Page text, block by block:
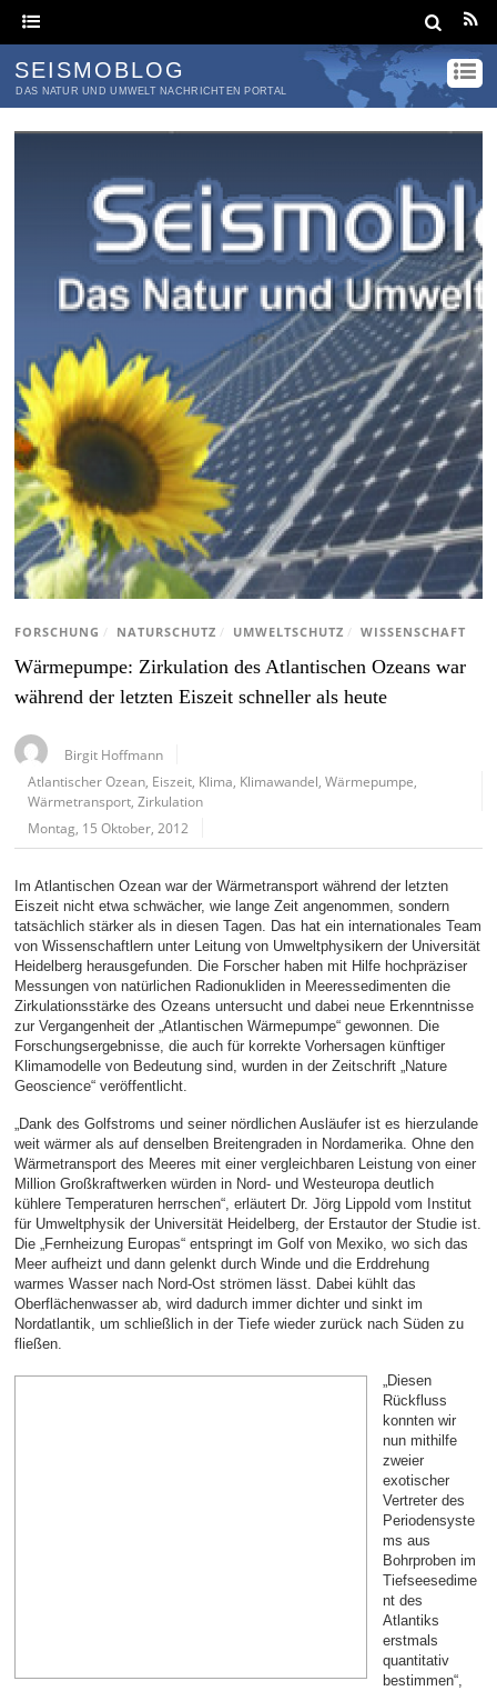
SEISMOBLOG
DAS NATUR UND UMWELT NACHRICHTEN PORTAL
FORSCHUNG / NATURSCHUTZ / UMWELTSCHUTZ / WISSENSCHAFT
Wärmepumpe: Zirkulation des Atlantischen Ozeans war
während der letzten Eiszeit schneller als heute
Birgit Hoffmann
Atlantischer Ozean Eiszeit Klima Klimawandel ,Wärmepumpe
Wärmetransport ,Zirkulation
Montag, 15 Oktober, 2012
Im Atlantischen Ozean war der Wärmetransport während der letzten
Eiszeit nicht etwa schwächer, wie lange Zeit angenommen, sondern
tatsächlich stärker als in diesen Tagen. Das hat ein internationales Team
von Wissenschaftlern unter Leitung von Umweltphysikern der Universität
Heidelberg herausgefunden. Die Forscher haben mit Hilfe hochpräziser
Messungen von natürlichen Radionukliden in Meeressedimenten die
Zirkulationsstärke des Ozeans untersucht und dabei neue Erkenntnisse
zur Vergangenheit der „Atlantischen Wärmepumpe“ gewonnen. Die
Forschungsergebnisse, die auch für korrekte Vorhersagen künftiger
Klimamodelle von Bedeutung sind, wurden in der Zeitschrift „Nature
Geoscience“ veröffentlicht.
„Dank des Golfstroms und seiner nördlichen Ausläufer ist es hierzulande
weit wärmer als auf denselben Breitengraden in Nordamerika. Ohne den
Wärmetransport des Meeres mit einer vergleichbaren Leistung von einer
Million Großkraftwerken würden in Nord- und Westeuropa deutlich
kühlere Temperaturen herrschen“, erläutert Dr. Jörg Lippold vom Institut
für Umweltphysik der Universität Heidelberg, der Erstautor der Studie ist.
Die „Fernheizung Europas“ entspringt im Golf von Mexiko, wo sich das
Meer aufheizt und dann gelenkt durch Winde und die Erddrehung
warmes Wasser nach Nord-Ost strömen lässt. Dabei kühlt das
Oberflächenwasser ab, wird dadurch immer dichter und sinkt im
Nordatlantik, um schließlich in der Tiefe wieder zurück nach Süden zu
fließen.
„Diesen
Rückfluss
konnten wir
nun mithilfe
zweier
exotischer
Vertreter des
Periodensyste
ms aus
Bohrproben im
Tiefseesedime
nt des
Atlantiks
erstmals
quantitativ
bestimmen“,